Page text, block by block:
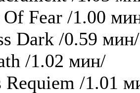
Fear /1.00
Dark /0.59 мин/
/1.02 мин/
Requiem /1.01